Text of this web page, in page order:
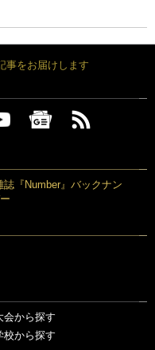
事をお届けします
誌『Number』バックナン
会から探す
校から探す